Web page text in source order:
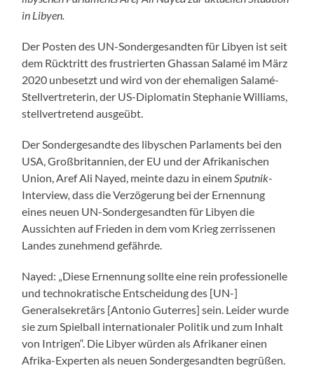
in Libyen.
Der Posten des UN-Sondergesandten für Libyen ist seit
dem Rücktritt des frustrierten Ghassan Salamé im März
2020 unbesetzt und wird von der ehemaligen Salamé-
Stellvertreterin, der US-Diplomatin Stephanie Williams,
stellvertretend ausgeübt.
Der Sondergesandte des libyschen Parlaments bei den
USA, Großbritannien, der EU und der Afrikanischen
Union, Aref Ali Nayed, meinte dazu in einemSputnik-
Interview,dass die Verzögerung bei der Ernennung
eines neuen UN-Sondergesandten für Libyen die
Aussichten auf Frieden in dem vom Krieg zerrissenen
Landes zunehmend gefährde.
Nayed: „Diese Ernennung sollte eine rein professionelle
und technokratische Entscheidung des [UN-]
Generalsekretärs [Antonio Guterres] sein. Leider wurde
sie zum Spielball internationaler Politik und zum Inhalt
von Intrigen“. Die Libyer würden als Afrikaner einen
Afrika-Experten als neuen Sondergesandten begrüßen.